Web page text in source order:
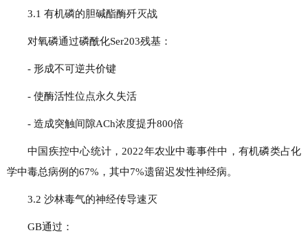
3.1 有机磷的胆碱酯酶歼灭战
对氧磷通过磷酰化Ser203残基：
- 形成不可逆共价键
- 使酶活性位点永久失活
- 造成突触间隙ACh浓度提升800倍
中国疾控中心统计，2022年农业中毒事件中，有机磷类占化
学中毒总病例的67%，其中7%遗留迟发性神经病。
3.2 沙林毒气的神经传导速灭
GB通过：